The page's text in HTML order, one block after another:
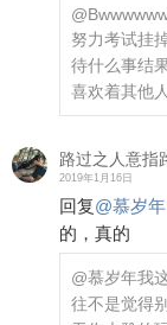
努力考试挂
待什么事结
喜欢着其他
路过之人意指
2019年1月16日
回复@慕岁年
的，真的
@慕岁年我
往不是觉得